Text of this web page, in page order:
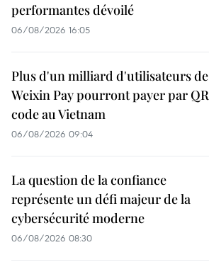
performantes dévoilé
06/08/2026 16:05
Plus d'un milliard d'utilisateurs de
Weixin Pay pourront payer par QR
code au Vietnam
06/08/2026 09:04
La question de la confiance
représente un défi majeur de la
cybersécurité moderne
06/08/2026 08:30